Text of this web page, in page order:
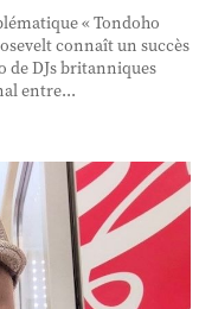
« Tondoho
connaît un succès
de DJs britanniques
entre...